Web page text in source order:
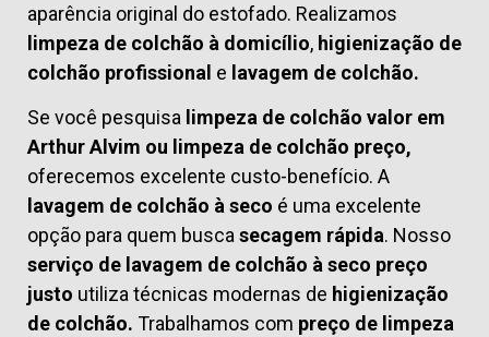
aparência original do estofado. Realizamos
limpeza de colchão à domicílio, higienização de
colchão profissional e lavagem de colchão.
Se você pesquisa limpeza de colchão valor em
Arthur Alvim ou limpeza de colchão preço,
oferecemos excelente custo-benefício. A
lavagem de colchão à seco é uma excelente
opção para quem busca secagem rápida. Nosso
serviço de lavagem de colchão à seco preço
justo utiliza técnicas modernas de higienização
de colchão. Trabalhamos com preço de limpeza